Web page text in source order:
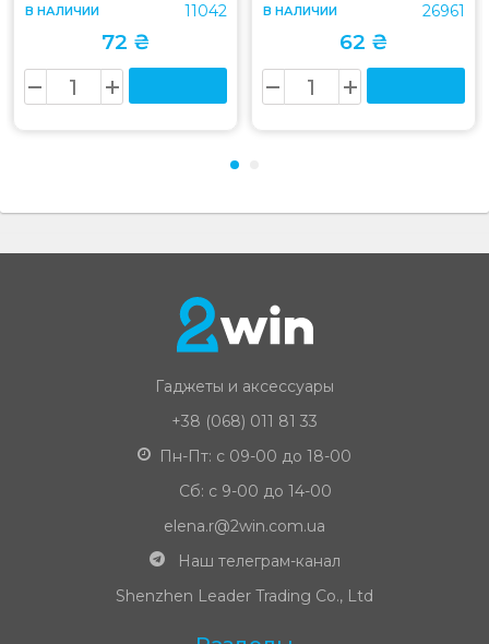
В НАЛИЧИИ 11042
72 ₴
В НАЛИЧИИ 26961
62 ₴
Гаджеты и аксессуары
+38 (068) 011 81 33
Пн-Пт: с 09-00 до 18-00
Сб: с 9-00 до 14-00
elena.r@2win.com.ua
Наш телеграм-канал
Shenzhen Leader Trading Co., Ltd